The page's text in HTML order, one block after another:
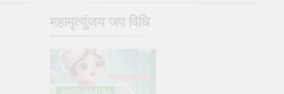
महामृत्युंजय जप विधि
SUKTA MANTRA